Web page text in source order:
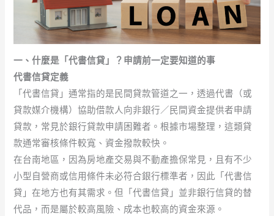
一、什麼是「代書信貸」？申請前一定要知道的事
代書信貸定義
「代書信貸」通常指的是民間貸款管道之一，透過代書（或
貸款媒介機構）協助借款人向非銀行／民間資金提供者申請
貸款，常見於銀行貸款申請困難者。根據市場整理，這類貸
款通常審核條件較寬、資金撥款較快。
在台南地區，因為房地產交易與不動產擔保常見，且有不少
小型自營商或信用條件未必符合銀行標準者，因此「代書信
貸」在地方也有其需求。但「代書信貸」並非銀行信貸的替
代品，而是屬於較高風險、成本也較高的資金來源。